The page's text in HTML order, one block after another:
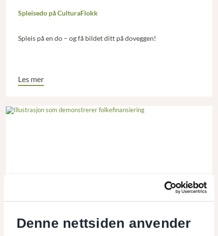
Denne nettsiden anvender
Spleisedo på CulturaFlokk
Spleis på en do – og få bildet ditt på doveggen!
Les mer
folkefinansieringsplattformen CulturaFlokk samlet inn 1,3